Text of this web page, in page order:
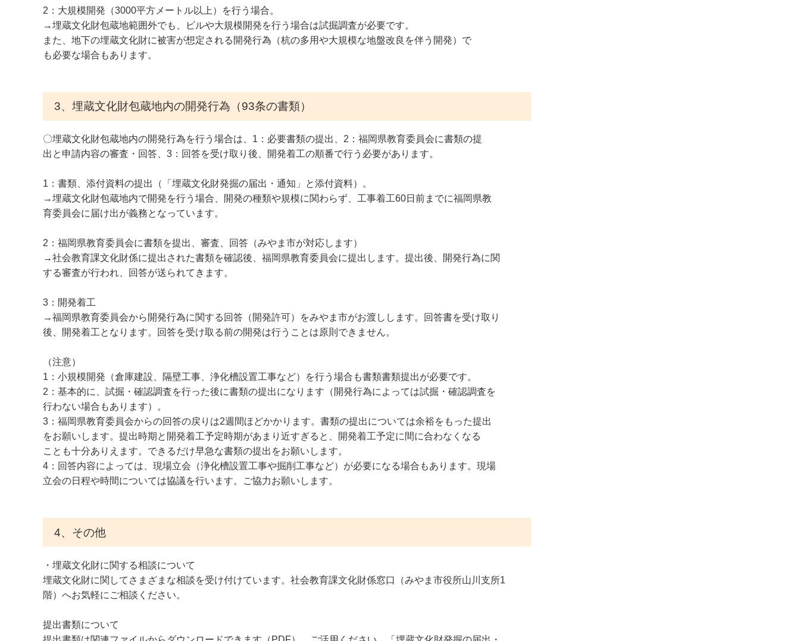
2：大規模開発（3000平方メートル以上）を行う場合。
→埋蔵文化財包蔵地範囲外でも、ビルや大規模開発を行う場合は試掘調査が必要です。
また、地下の埋蔵文化財に被害が想定される開発行為（杭の多用や大規模な地盤改良を伴う開発）で
も必要な場合もあります。
3、埋蔵文化財包蔵地内の開発行為（93条の書類）
〇埋蔵文化財包蔵地内の開発行為を行う場合は、1：必要書類の提出、2：福岡県教育委員会に書類の提
出と申請内容の審査・回答、3：回答を受け取り後、開発着工の順番で行う必要があります。
1：書類、添付資料の提出（「埋蔵文化財発掘の届出・通知」と添付資料）。
→埋蔵文化財包蔵地内で開発を行う場合、開発の種類や規模に関わらず、工事着工60日前までに福岡県教
育委員会に届け出が義務となっています。
2：福岡県教育委員会に書類を提出、審査、回答（みやま市が対応します）
→社会教育課文化財係に提出された書類を確認後、福岡県教育委員会に提出します。提出後、開発行為に関
する審査が行われ、回答が送られてきます。
3：開発着工
→福岡県教育委員会から開発行為に関する回答（開発許可）をみやま市がお渡しします。回答書を受け取り
後、開発着工となります。回答を受け取る前の開発は行うことは原則できません。
（注意）
1：小規模開発（倉庫建設、隔壁工事、浄化槽設置工事など）を行う場合も書類書類提出が必要です。
2：基本的に、試掘・確認調査を行った後に書類の提出になります（開発行為によっては試掘・確認調査を
行わない場合もあります）。
3：福岡県教育委員会からの回答の戻りは2週間ほどかかります。書類の提出については余裕をもった提出
をお願いします。提出時期と開発着工予定時期があまり近すぎると、開発着工予定に間に合わなくなる
ことも十分ありえます。できるだけ早急な書類の提出をお願いします。
4：回答内容によっては、現場立会（浄化槽設置工事や掘削工事など）が必要になる場合もあります。現場
立会の日程や時間については協議を行います。ご協力お願いします。
4、その他
・埋蔵文化財に関する相談について
埋蔵文化財に関してさまざまな相談を受け付けています。社会教育課文化財係窓口（みやま市役所山川支所1
階）へお気軽にご相談ください。
提出書類について